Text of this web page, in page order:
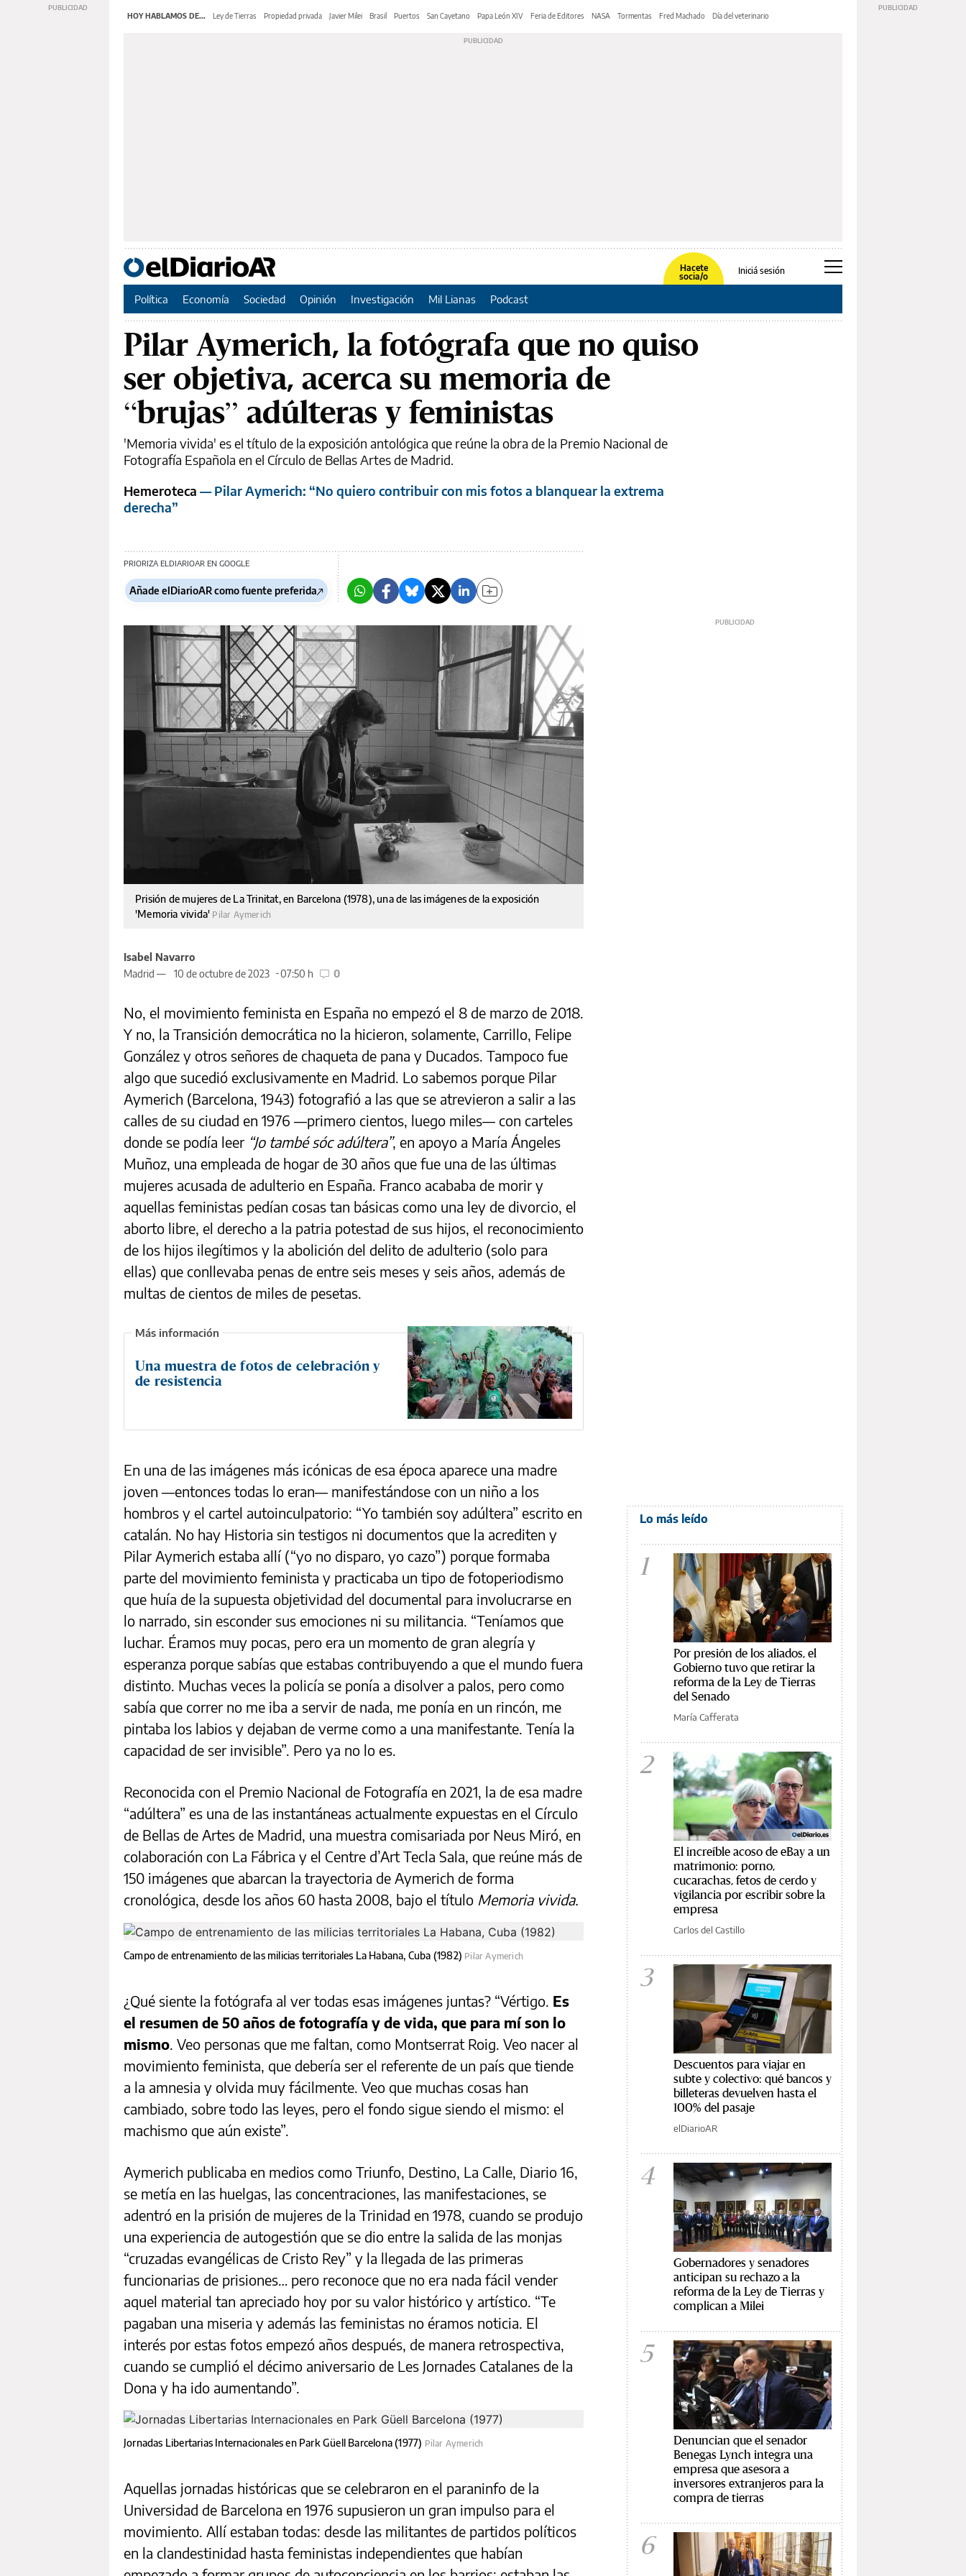
HOY HABLAMOS DE... Ley de Tierras Propiedad privada Javier Milei Brasil Puertos San Cayetano Papa León XIV Feria de Editores NASA Tormentas Fred Machado Día del veterinario
Hacete
socia/o
Iniciá sesión
Política Economía Sociedad Opinión Investigación Mil Lianas Podcast
Pilar Aymerich, la fotógrafa que no quiso
ser objetiva, acerca su memoria de
“brujas” adúlteras y feministas
'Memoria vivida' es el título de la exposición antológica que reúne la obra de la Premio Nacional de
Fotografía Española en el Círculo de Bellas Artes de Madrid.
Hemeroteca — Pilar Aymerich: “No quiero contribuir con mis fotos a blanquear la extrema
derecha”
PRIORIZA ELDIARIOAR EN GOOGLE
Añade elDiarioAR como fuente preferida
Prisión de mujeres de La Trinitat, en Barcelona (1978), una de las imágenes de la exposición
'Memoria vivida' Pilar Aymerich
Isabel Navarro
Madrid —
10 de octubre de 2023 07:50 h 0
No, el movimiento feminista en España no empezó el 8 de marzo de 2018.
Y no, la Transición democrática no la hicieron, solamente, Carrillo, Felipe
González y otros señores de chaqueta de pana y Ducados. Tampoco fue
algo que sucedió exclusivamente en Madrid. Lo sabemos porque Pilar
Aymerich (Barcelona, 1943) fotografió a las que se atrevieron a salir a las
calles de su ciudad en 1976 ―primero cientos, luego miles― con carteles
donde se podía leer “Jo també sóc adúltera”, en apoyo a María Ángeles
Muñoz, una empleada de hogar de 30 años que fue una de las últimas
mujeres acusada de adulterio en España. Franco acababa de morir y
aquellas feministas pedían cosas tan básicas como una ley de divorcio, el
aborto libre, el derecho a la patria potestad de sus hijos, el reconocimiento
de los hijos ilegítimos y la abolición del delito de adulterio (solo para
ellas) que conllevaba penas de entre seis meses y seis años, además de
multas de cientos de miles de pesetas.
Una muestra de fotos de celebración y
de resistencia
En una de las imágenes más icónicas de esa época aparece una madre
joven ―entonces todas lo eran― manifestándose con un niño a los
hombros y el cartel autoinculpatorio: “Yo también soy adúltera” escrito en
catalán. No hay Historia sin testigos ni documentos que la acrediten y
Pilar Aymerich estaba allí (“yo no disparo, yo cazo”) porque formaba
parte del movimiento feminista y practicaba un tipo de fotoperiodismo
que huía de la supuesta objetividad del documental para involucrarse en
lo narrado, sin esconder sus emociones ni su militancia. “Teníamos que
luchar. Éramos muy pocas, pero era un momento de gran alegría y
esperanza porque sabías que estabas contribuyendo a que el mundo fuera
distinto. Muchas veces la policía se ponía a disolver a palos, pero como
sabía que correr no me iba a servir de nada, me ponía en un rincón, me
pintaba los labios y dejaban de verme como a una manifestante. Tenía la
capacidad de ser invisible”. Pero ya no lo es.
Reconocida con el Premio Nacional de Fotografía en 2021, la de esa madre
“adúltera” es una de las instantáneas actualmente expuestas en el Círculo
de Bellas de Artes de Madrid, una muestra comisariada por Neus Miró, en
colaboración con La Fábrica y el Centre d’Art Tecla Sala, que reúne más de
150 imágenes que abarcan la trayectoria de Aymerich de forma
cronológica, desde los años 60 hasta 2008, bajo el título Memoria vivida.
Campo de entrenamiento de las milicias territoriales La Habana, Cuba (1982) Pilar Aymerich
¿Qué siente la fotógrafa al ver todas esas imágenes juntas? “Vértigo. Es
el resumen de 50 años de fotografía y de vida, que para mí son lo
mismo. Veo personas que me faltan, como Montserrat Roig. Veo nacer al
movimiento feminista, que debería ser el referente de un país que tiende
a la amnesia y olvida muy fácilmente. Veo que muchas cosas han
cambiado, sobre todo las leyes, pero el fondo sigue siendo el mismo: el
machismo que aún existe”.
Aymerich publicaba en medios como Triunfo, Destino, La Calle, Diario 16,
se metía en las huelgas, las concentraciones, las manifestaciones, se
adentró en la prisión de mujeres de la Trinidad en 1978, cuando se produjo
una experiencia de autogestión que se dio entre la salida de las monjas
“cruzadas evangélicas de Cristo Rey” y la llegada de las primeras
funcionarias de prisiones… pero reconoce que no era nada fácil vender
aquel material tan apreciado hoy por su valor histórico y artístico. “Te
pagaban una miseria y además las feministas no éramos noticia. El
interés por estas fotos empezó años después, de manera retrospectiva,
cuando se cumplió el décimo aniversario de Les Jornades Catalanes de la
Dona y ha ido aumentando”.
Jornadas Libertarias Internacionales en Park Güell Barcelona (1977) Pilar Aymerich
Aquellas jornadas históricas que se celebraron en el paraninfo de la
Universidad de Barcelona en 1976 supusieron un gran impulso para el
movimiento. Allí estaban todas: desde las militantes de partidos políticos
en la clandestinidad hasta feministas independientes que habían
Lo más leído
1
Por presión de los aliados, el
Gobierno tuvo que retirar la
reforma de la Ley de Tierras
del Senado
María Cafferata
2
El increíble acoso de eBay a un
matrimonio: porno,
cucarachas, fetos de cerdo y
vigilancia por escribir sobre la
empresa
Carlos del Castillo
3
Descuentos para viajar en
subte y colectivo: qué bancos y
billeteras devuelven hasta el
100% del pasaje
elDiarioAR
4
Gobernadores y senadores
anticipan su rechazo a la
reforma de la Ley de Tierras y
complican a Milei
5
Denuncian que el senador
Benegas Lynch integra una
empresa que asesora a
inversores extranjeros para la
compra de tierras
6